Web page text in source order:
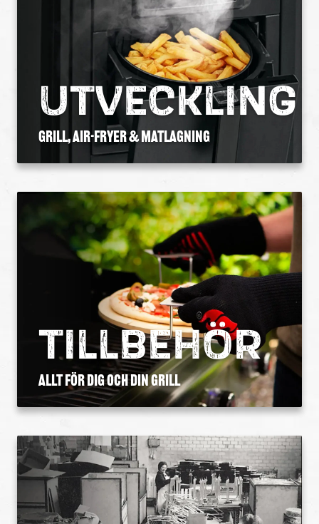
UTVECKLING
Grill, AIR-FRYER & MATLAGNING
TILLBEHÖR
Allt för dig och din grill